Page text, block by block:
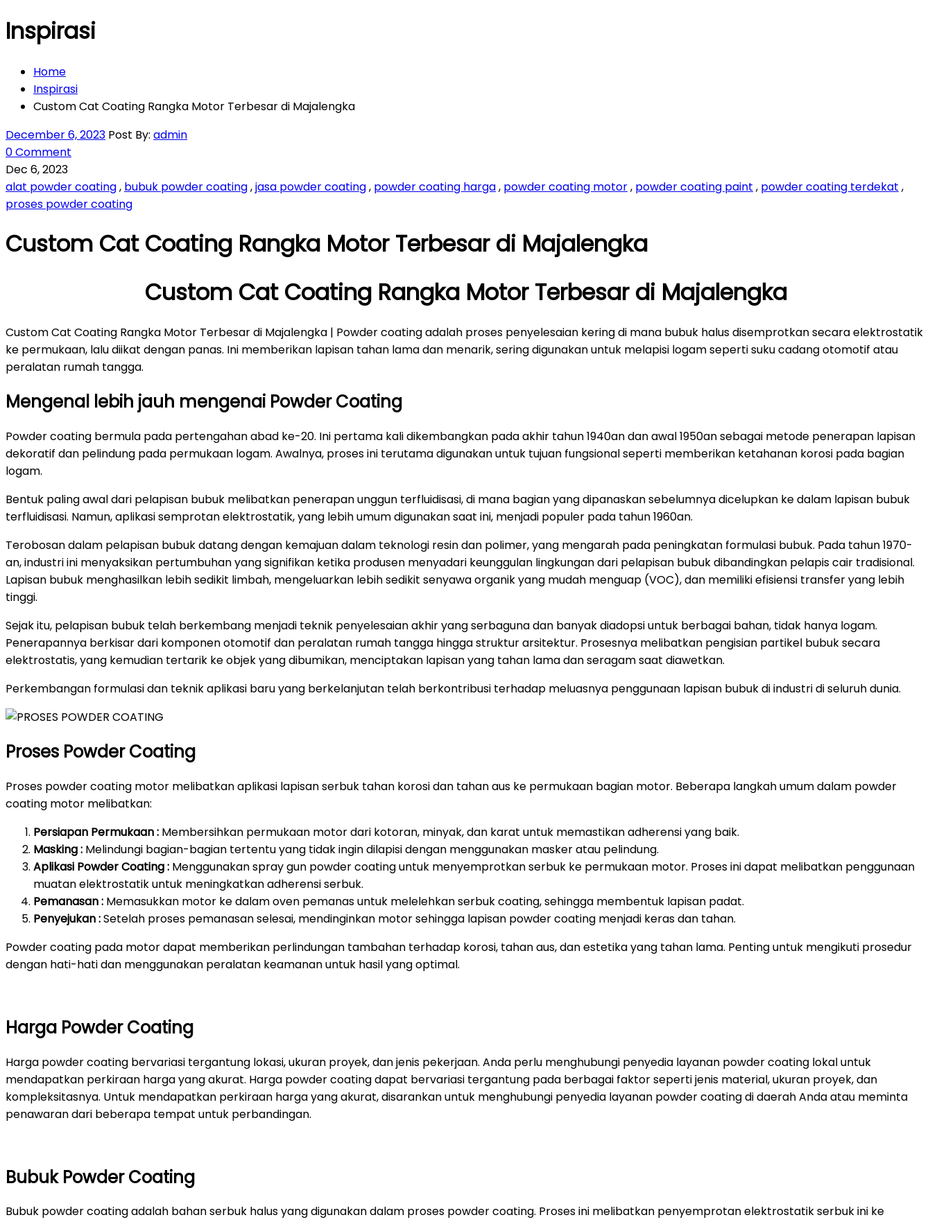
Inspirasi
Home
Inspirasi
Custom Cat Coating Rangka Motor Terbesar di Majalengka
December 6, 2023 Post By: admin
0 Comment
Dec 6, 2023
alat powder coating, bubuk powder coating,jasa powder coating, powder coating harga, powder coating motor, powder coating paint , powder coating terdekat ,
proses powder coating
Custom Cat Coating Rangka Motor Terbesar di Majalengka
Custom Cat Coating Rangka Motor Terbesar di Majalengka
Custom Cat Coating Rangka Motor Terbesar di Majalengka | Powder coating adalah proses penyelesaian kering di mana bubuk halus disemprotkan secara elektrostatik
ke permukaan, lalu diikat dengan panas. Ini memberikan lapisan tahan lama dan menarik, sering digunakan untuk melapisi logam seperti suku cadang otomotif atau
peralatan rumah tangga.
Mengenal lebih jauh mengenai Powder Coating
Powder coating bermula pada pertengahan abad ke-20. Ini pertama kali dikembangkan pada akhir tahun 1940an dan awal 1950an sebagai metode penerapan lapisan
dekoratif dan pelindung pada permukaan logam. Awalnya, proses ini terutama digunakan untuk tujuan fungsional seperti memberikan ketahanan korosi pada bagian
logam.
Bentuk paling awal dari pelapisan bubuk melibatkan penerapan unggun terfluidisasi, di mana bagian yang dipanaskan sebelumnya dicelupkan ke dalam lapisan bubuk
terfluidisasi. Namun, aplikasi semprotan elektrostatik, yang lebih umum digunakan saat ini, menjadi populer pada tahun 1960an.
Terobosan dalam pelapisan bubuk datang dengan kemajuan dalam teknologi resin dan polimer, yang mengarah pada peningkatan formulasi bubuk. Pada tahun 1970-
an, industri ini menyaksikan pertumbuhan yang signifikan ketika produsen menyadari keunggulan lingkungan dari pelapisan bubuk dibandingkan pelapis cair tradisional.
Lapisan bubuk menghasilkan lebih sedikit limbah, mengeluarkan lebih sedikit senyawa organik yang mudah menguap (VOC), dan memiliki efisiensi transfer yang lebih
tinggi.
Sejak itu, pelapisan bubuk telah berkembang menjadi teknik penyelesaian akhir yang serbaguna dan banyak diadopsi untuk berbagai bahan, tidak hanya logam.
Penerapannya berkisar dari komponen otomotif dan peralatan rumah tangga hingga struktur arsitektur. Prosesnya melibatkan pengisian partikel bubuk secara
elektrostatis, yang kemudian tertarik ke objek yang dibumikan, menciptakan lapisan yang tahan lama dan seragam saat diawetkan.
Perkembangan formulasi dan teknik aplikasi baru yang berkelanjutan telah berkontribusi terhadap meluasnya penggunaan lapisan bubuk di industri di seluruh dunia.
Proses Powder Coating
Proses powder coating motor melibatkan aplikasi lapisan serbuk tahan korosi dan tahan aus ke permukaan bagian motor. Beberapa langkah umum dalam powder
coating motor melibatkan:
Persiapan Permukaan : Membersihkan permukaan motor dari kotoran, minyak, dan karat untuk memastikan adherensi yang baik.
Masking : Melindungi bagian-bagian tertentu yang tidak ingin dilapisi dengan menggunakan masker atau pelindung.
Aplikasi Powder Coating : Menggunakan spray gun powder coating untuk menyemprotkan serbuk ke permukaan motor. Proses ini dapat melibatkan penggunaan
muatan elektrostatik untuk meningkatkan adherensi serbuk.
Pemanasan : Memasukkan motor ke dalam oven pemanas untuk melelehkan serbuk coating, sehingga membentuk lapisan padat.
Penyejukan :Setelah proses pemanasan selesai, mendinginkan motor sehingga lapisan powder coating menjadi keras dan tahan.
Powder coating pada motor dapat memberikan perlindungan tambahan terhadap korosi, tahan aus, dan estetika yang tahan lama. Penting untuk mengikuti prosedur
dengan hati-hati dan menggunakan peralatan keamanan untuk hasil yang optimal.
Harga Powder Coating
Harga powder coating bervariasi tergantung lokasi, ukuran proyek, dan jenis pekerjaan. Anda perlu menghubungi penyedia layanan powder coating lokal untuk
mendapatkan perkiraan harga yang akurat. Harga powder coating dapat bervariasi tergantung pada berbagai faktor seperti jenis material, ukuran proyek, dan
kompleksitasnya. Untuk mendapatkan perkiraan harga yang akurat, disarankan untuk menghubungi penyedia layanan powder coating di daerah Anda atau meminta
penawaran dari beberapa tempat untuk perbandingan.
Bubuk Powder Coating
Bubuk powder coating adalah bahan serbuk halus yang digunakan dalam proses powder coating. Proses ini melibatkan penyemprotan elektrostatik serbuk ini ke